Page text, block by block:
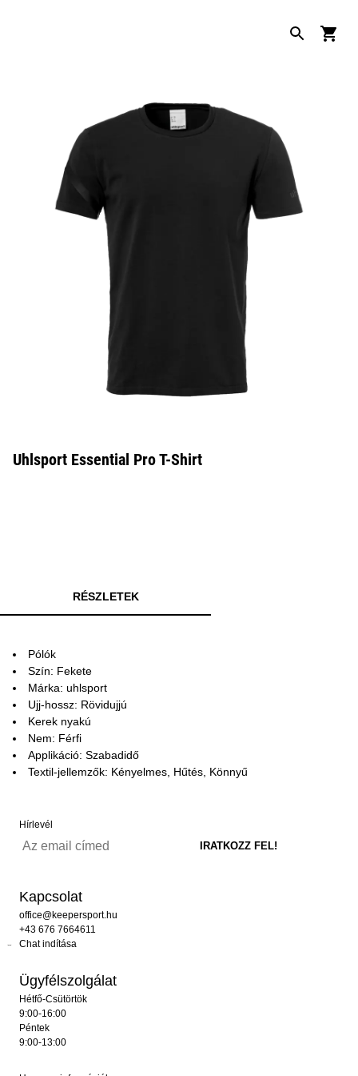
Uhlsport Essential Pro T-Shirt
RÉSZLETEK
Pólók
Szín: Fekete
Márka: uhlsport
Ujj-hossz: Rövidujjú
Kerek nyakú
Nem: Férfi
Applikáció: Szabadidő
Textil-jellemzők: Kényelmes, Hűtés, Könnyű
Hírlevél
Kapcsolat
office@keepersport.hu
+43 676 7664611
Chat indítása
Ügyfélszolgálat
Hétfő-Csütörtök
9:00-16:00
Péntek
9:00-13:00